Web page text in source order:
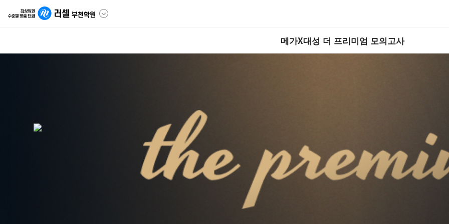
메가X대성 더 프리미엄 모의고사